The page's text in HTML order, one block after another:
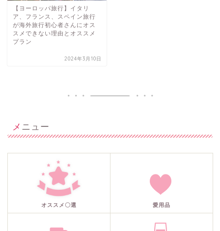
【ヨーロッパ旅行】イタリ
ア、フランス、スペイン旅行
が海外旅行初心者さんにオス
スメできない理由とオススメ
プラン
2024年3月10日
メニュー
オススメ〇選 愛用品